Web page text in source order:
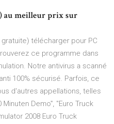
au meilleur prix sur
télécharger pour PC
ce programme dans
Notre antivirus a scanné
100% sécurisé. Parfois, ce
d'autres appellations, telles
Demo", "Euro Truck
2008 Euro Truck